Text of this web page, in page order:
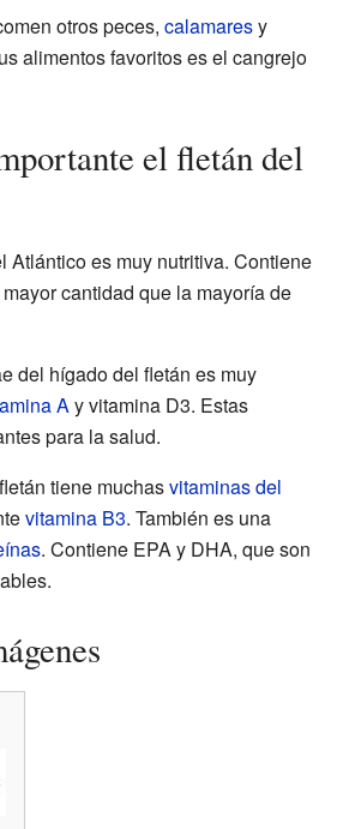
otros peces, calamaresy
alimentos favoritos es el cangrejo
el fletán del
Atlántico es muy nutritiva. Contiene
cantidad que la mayoría de
del hígado del fletán es muy
Ay vitamina D3. Estas
para la salud.
tiene muchasvitaminas del
vitamina B3. También es una
. Contiene EPA y DHA, que son